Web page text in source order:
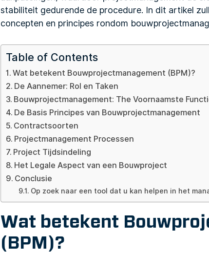
stabiliteit gedurende de procedure. In dit artikel
concepten en principes rondom
Table of Contents
Wat betekent Bouwprojectmanagement (BPM)?
De Aannemer: Rol en Taken
Bouwprojectmanagement: The Voornaamste
De Basis Principes van Bouwprojectmanagement
Contractsoorten
Projectmanagement Processen
Project Tijdsindeling
Het Legale Aspect van een Bouwproject
Conclusie
Op zoek naar een tool dat u kan helpen in het
Wat betekent
(BPM)?